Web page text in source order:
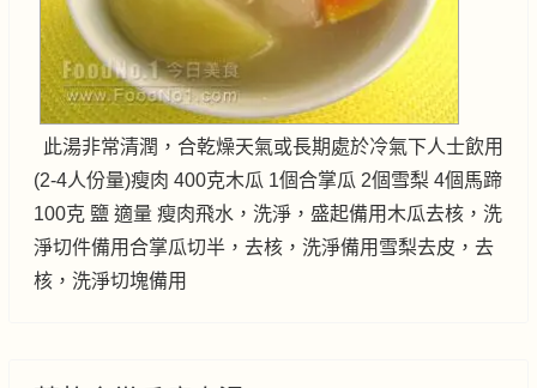
此湯非常清潤，合乾燥天氣或長期處於冷氣下人士飲用
(2-4人份量)瘦肉 400克木瓜 1個合掌瓜 2個雪梨 4個馬蹄
100克 鹽 適量 瘦肉飛水，洗淨，盛起備用木瓜去核，洗
淨切件備用合掌瓜切半，去核，洗淨備用雪梨去皮，去
核，洗淨切塊備用